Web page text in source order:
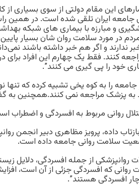
این مقام دولتی از سوی بسیاری از
جامعه ایران تلقی شده است. در همین
و مبارزه با بیماری های شبکه
در مورد سلامت روان شان بسیار پایین
ندارند و اگر هم خبر داشته باشند
کنند. فقط یک چهارم این افراد برای
را به کوه یخی تشبیه کرده که
به پزشک مراجعه نمی کنند.همچنین به
روانی مربوط به افسردگی و اضطراب
داده، پرویز مظاهری دبیر انجمن
سلامت روانی جامعه داده است.
روانپزشکی از جمله افسردگی، دلایل
افسردگی هستند”.